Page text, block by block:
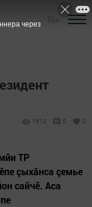
1513 0 0
ТР
çыхăнса çемье
сайчӗ. Аса
через